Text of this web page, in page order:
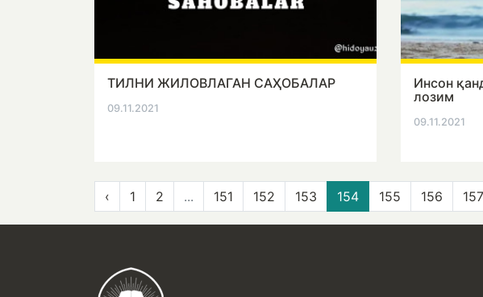
ТИЛНИ ЖИЛОВЛАГАН САҲОБАЛАР
09.11.2021
Инсон
лозим
09.11.2021
‹ 1 2 ... 151 152 153 154 155 156 157